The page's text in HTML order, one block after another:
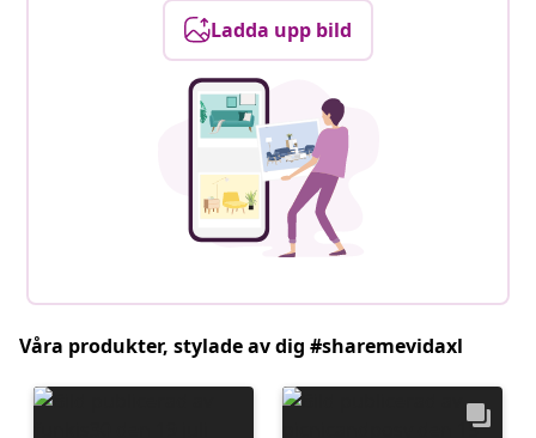
Ladda upp bild
Våra produkter, stylade av dig #sharemevidaxl